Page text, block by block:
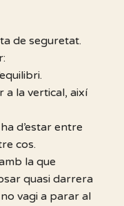
de seguretat.
a la vertical, així
d’estar entre
cos.
la que
quasi darrera
vagi a parar al